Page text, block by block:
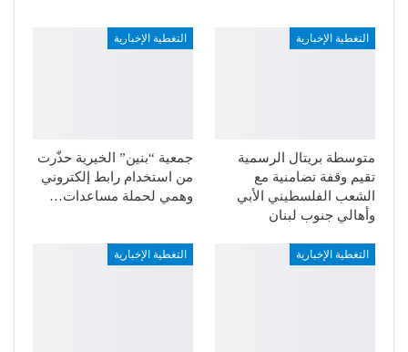
التغطية الإخبارية
متوسطة بريتال الرسمية
تقيم وقفة تضامنية مع
الشعب الفلسطيني الأبي
وأهالي جنوب لبنان
التغطية الإخبارية
جمعية “بنين” الخيرية حذّرت
من استخدام رابط إلكتروني
وهمي لحملة مساعدات…
التغطية الإخبارية التغطية الإخبارية